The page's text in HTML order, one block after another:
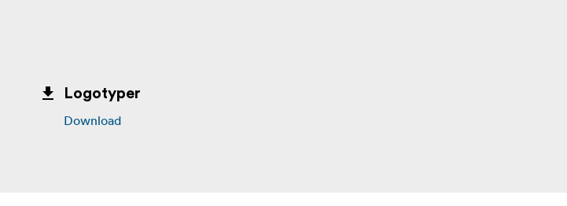
Logotyper
Download